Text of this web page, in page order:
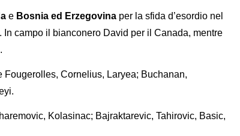
e Bosnia ed Erzegovina per la sfida d’esordio nel
campo il bianconero David per il Canada, mentre
Fougerolles, Cornelius, Laryea; Buchanan,
Kolasinac; Bajraktarevic, Tahirovic, Basic,